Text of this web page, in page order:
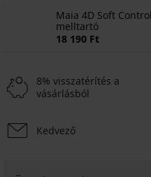
Maia 4D Soft
melltartó
18 190 Ft
8% visszatérítés a
vásárlásból
Kedvező